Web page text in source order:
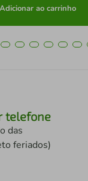
Adicionar ao carrinho
telefone
das
feriados)